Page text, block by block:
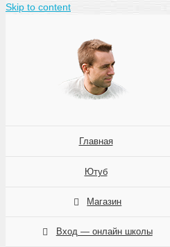
Skip to content
Главная
Ютуб
Магазин
Вход — онлайн школы